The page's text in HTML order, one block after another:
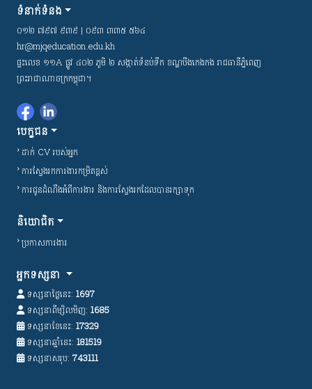
ទំនាក់ទំនង
០១២ ៧៩៧ ៩៣៩ | ០៩៣ ៣៣៥ ៥៦៤
hr@mjqeducation.edu.kh
ផ្ទះលេខ ១១A ផ្លូវ ៤០២ ភូមិ ២ សង្កាត់ទំនប់ទឹក ខណ្ឌបឹងកេងកង រាជធានីភ្នំពេញ
ព្រះរាជាណាចក្រកម្ពុជា។
បេក្ខជន
ដាក់ ​​CV របស់អ្នក
ការស្វែងរកការងារកម្រិតខ្ពស់
ការជូនដំណឹងអំពីការងារ និងការស្វែងរកដែលបានរក្សាទុក
និយោជិត
ប្រកាសការងារ
អ្នកទស្សនា
ទស្សនាថ្ងៃនេះ: 1697
ទស្សនាពីម្សិលមិញ: 1685
ទស្សនាខែនេះ: 17329
ទស្សនាឆ្នាំនេះ: 181519
ទស្សនាសរុប: 743111